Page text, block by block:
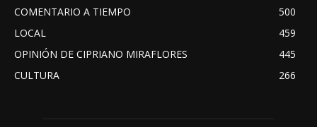
COMENTARIO A TIEMPO
500
LOCAL
459
OPINIÓN DE CIPRIANO MIRAFLORES
445
CULTURA
266